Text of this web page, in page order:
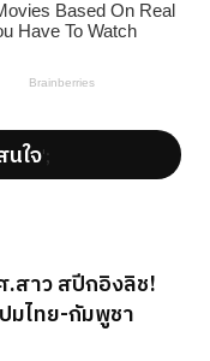
ใจ';
.สาว สปีกอิงลิช!
มไทย-กัมพูชา